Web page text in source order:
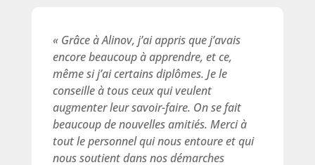
« Grâce à Alinov, j’ai appris que j’avais
encore beaucoup à apprendre, et ce,
même si j’ai certains diplômes. Je le
conseille à tous ceux qui veulent
augmenter leur savoir-faire. On se fait
beaucoup de nouvelles amitiés. Merci à
tout le personnel qui nous entoure et qui
nous soutient dans nos démarches